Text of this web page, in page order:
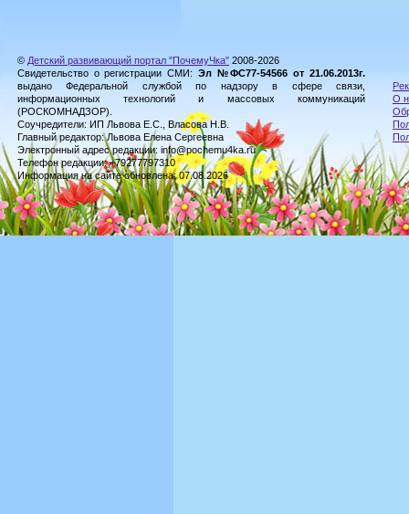
© Детский развивающий портал "ПочемуЧка" 2008-2026
Свидетельство о регистрации СМИ: Эл №ФС77-54566 от 21.06.2013г.
выдано Федеральной службой по надзору в сфере связи,
информационных технологий и массовых коммуникаций
(РОСКОМНАДЗОР).
Соучредители: ИП Львова Е.С., Власова Н.В.
Главный редактор: Львова Елена Сергеевна
Электронный адрес редакции: info@pochemu4ka.ru
Телефон редакции: +79277797310
Информация на сайте обновлена: 07.08.2026
О